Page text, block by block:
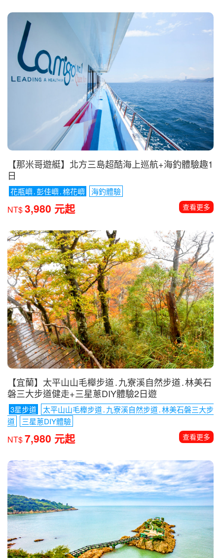
【那米哥遊艇】北方三島超酷海上巡航+海釣體驗趣1
日
花瓶嶼․彭佳嶼․棉花嶼 海釣體驗
NT$3,980 元起 查看更多
【宜蘭】太平山山毛櫸步道․九寮溪自然步道․林美石
磐三大步道健走+三星蔥DIY體驗2日遊
3星步道
太平山山毛櫸步道․九寮溪自然步道․林美石磐三大步
道
三星蔥DIY體驗
NT$7,980 元起 查看更多